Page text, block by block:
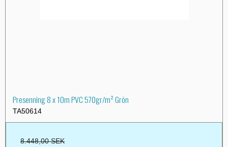
Presenning 8 x 10m PVC 570gr/m² Grön
TA50614
8.448,00 SEK